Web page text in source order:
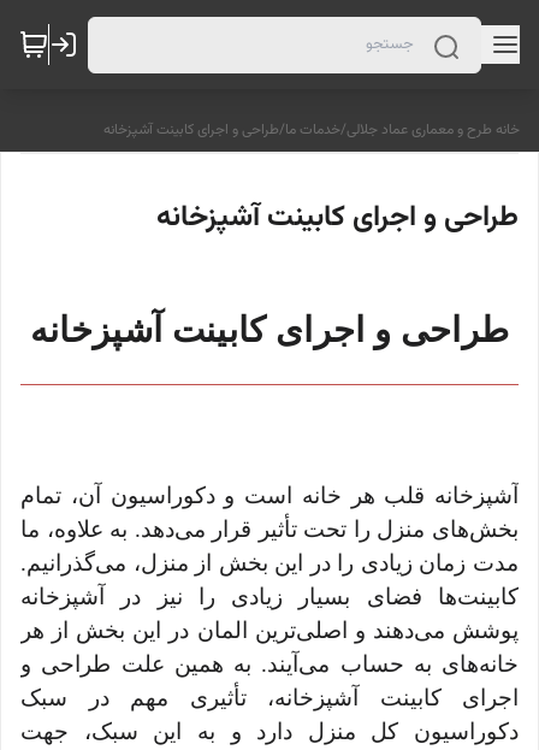
خانه طرح و معماری عماد جلالی/خدمات ما/طراحی و اجرای کابینت آشپزخانه
طراحی و اجرای کابینت آشپزخانه
طراحی و اجرای کابینت آشپزخانه
آشپزخانه قلب هر خانه است و دکوراسیون آن، تمام
بخش‌های منزل را تحت ‌تأثیر قرار می‌دهد. به علاوه، ما
مدت زمان زیادی را در این بخش از منزل، می‌گذرانیم.
کابینت‌ها فضای بسیار زیادی را نیز در آشپزخانه
پوشش می‌دهند و اصلی‌ترین المان در این بخش از هر
خانه‌های به حساب می‌آیند. به همین علت طراحی و
اجرای کابینت آشپزخانه، تأثیری مهم در سبک
دکوراسیون کل منزل دارد و به این سبک، جهت